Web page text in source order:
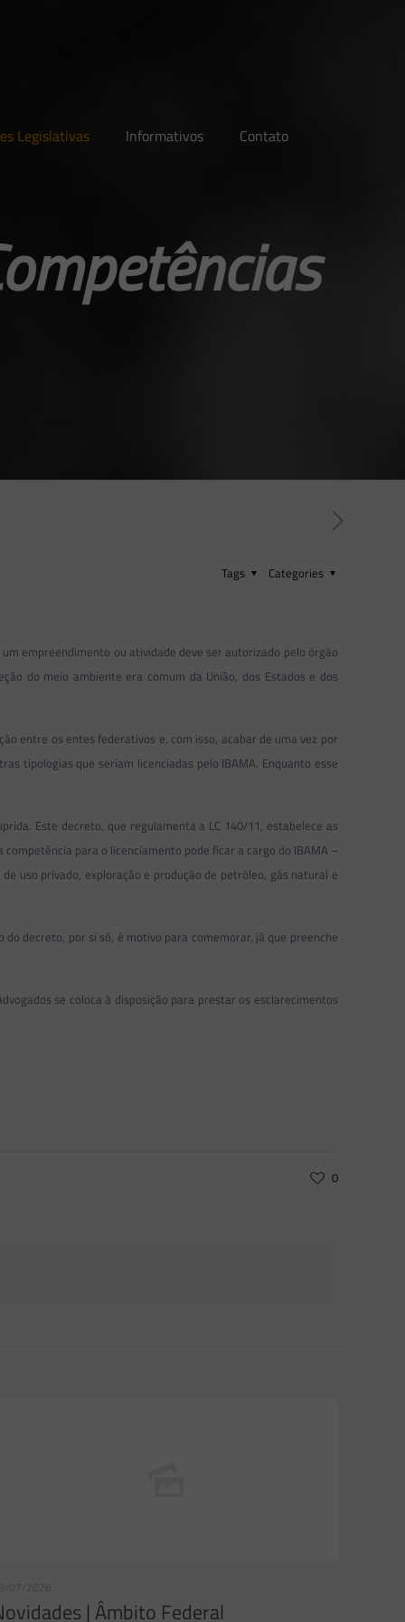
Legislativas Informativos Contato
Categories
Tags
empreendimento ou atividade deve ser autorizado pelo órgão
do meio ambiente era comum da União, dos Estados e dos
entre os entes federativos e, com isso, acabar de uma vez por
tipologias que seriam licenciadas pelo IBAMA. Enquanto esse
Este decreto, que regulamenta a LC 140/11, estabelece as
para o licenciamento pode ficar a cargo do IBAMA –
uso privado, exploração e produção de petróleo, gás natural e
decreto, por si só, é motivo para comemorar, já que preenche
se coloca à disposição para prestar os esclarecimentos
0
07/2026
| Âmbito Federal